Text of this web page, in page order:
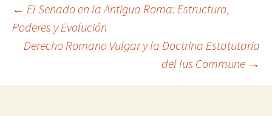
Navegación
de
entradas
← El Senado en la Antigua Roma: Estructura,
Poderes y Evolución
Derecho Romano Vulgar y la Doctrina Estatutaria
del Ius Commune →